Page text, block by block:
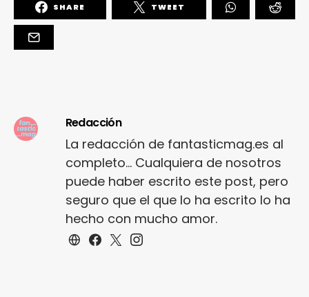
SHARE TWEET
Redacción
La redacción de fantasticmag.es al
completo... Cualquiera de nosotros
puede haber escrito este post, pero
seguro que el que lo ha escrito lo ha
hecho con mucho amor.